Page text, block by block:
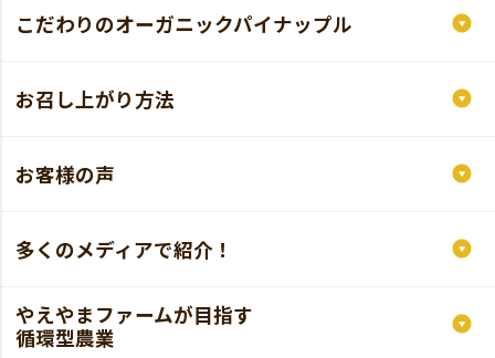
こだわりのオーガニックパイナップル
お召し上がり方法
お客様の声
多くのメディアで紹介！
やえやまファームが目指す
循環型農業